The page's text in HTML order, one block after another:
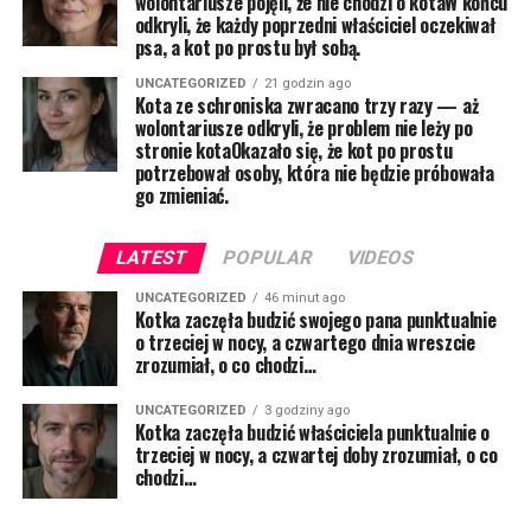
odkryli, że każdy poprzedni właściciel oczekiwał
psa, a kot po prostu był sobą.
UNCATEGORIZED 21 godzin ago
Kota ze schroniska zwracano trzy razy — aż
wolontariusze odkryli, że problem nie leży po
stronie kotaOkazało się, że kot po prostu
potrzebował osoby, która nie będzie próbowała
go zmieniać.
LATEST POPULAR VIDEOS
UNCATEGORIZED 46 minut ago
Kotka zaczęła budzić swojego pana punktualnie
o trzeciej w nocy, a czwartego dnia wreszcie
zrozumiał, o co chodzi…
UNCATEGORIZED 3 godziny ago
Kotka zaczęła budzić właściciela punktualnie o
trzeciej w nocy, a czwartej doby zrozumiał, o co
chodzi…